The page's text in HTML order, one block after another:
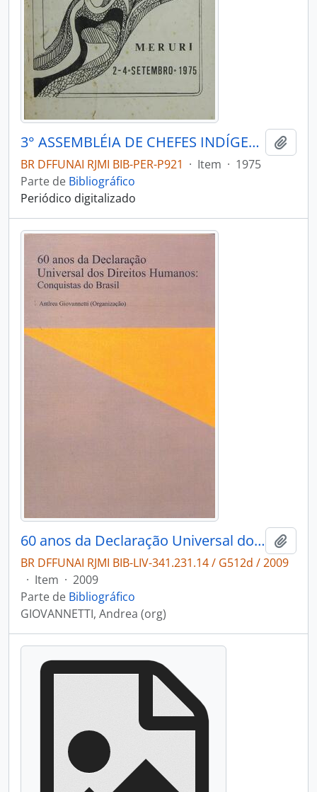
3° ASSEMBLÉIA DE CHEFES INDÍGENAS - MISSÃO CURURU - 1975
BR DFFUNAI RJMI BIB-PER-P921 · Item · 1975
Parte de Bibliográfico
Periódico digitalizado
60 anos da Declaração Universal dos Direitos Humanos: conquistas do Brasil.
BR DFFUNAI RJMI BIB-LIV-341.231.14 / G512d / 2009
· Item · 2009
Parte de Bibliográfico
GIOVANNETTI, Andrea (org)